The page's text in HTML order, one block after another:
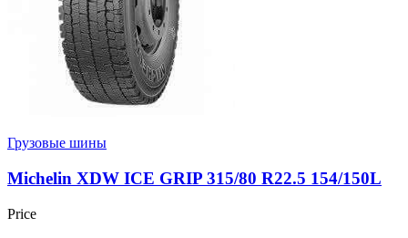
Грузовые шины
Michelin XDW ICE GRIP 315/80 R22.5 154/150L
Price